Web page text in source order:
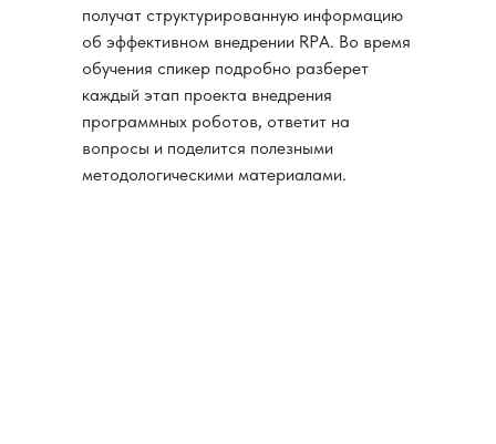
получат структурированную информацию
об эффективном внедрении RPА. Во время
обучения спикер подробно разберет
каждый этап проекта внедрения
программных роботов, ответит на
вопросы и поделится полезными
методологическими материалами.